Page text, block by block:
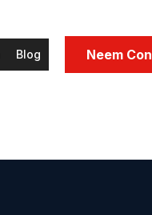
Blog Neem